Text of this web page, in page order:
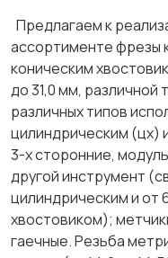
Предлагаем к
ассортименте фрезы
коническим
до 31,0 мм,
различных типов
цилиндрическим (цх)
3-х сторонние,
другой инструмент
цилиндрическим и от
хвостовиком);
гаечные. Резьба